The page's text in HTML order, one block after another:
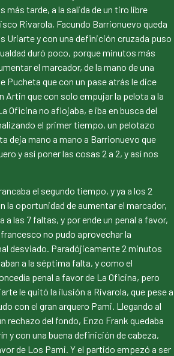
más tarde, a la salida de un tiro libre
Rivarola, Facundo Barrionuevo queda
Uriarte y con una definición cruzada puso
duró poco, porque minutos más
el marcador, de la mano de una
Pucheta que con un pase atrás le dice
Artin que con solo empujar la pelota a la
Oficina no aflojaba, e iba en busca del
el primer tiempo, un pelotazo
deja mano a mano a Barrionuevo que
y así poner las cosas 2 a 2, y así nos
el segundo tiempo, y ya a los 2
la oportunidad de aumentar el marcador,
a las 7 faltas, y por ende un penal a favor,
no pudo aprovechar la
desviado. Paradójicamente 2 minutos
a la séptima falta, y como el
penal a favor de La Oficina, pero
le quitó la ilusión a Rivarola, que pese a
con el gran arquero Pami. Llegando al
rechazo del fondo, Enzo Frank quedaba
y con una buena definición de cabeza,
de Los Pami. Y el partido empezó a ser